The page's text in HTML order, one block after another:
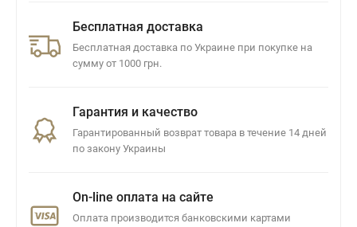
Бесплатная доставка
Бесплатная доставка по Украине при покупке на
сумму от 1000 грн.
Гарантия и качество
Гарантированный возврат товара в течение 14 дней
по закону Украины
On-line оплата на сайте
Оплата производится банковскими картами